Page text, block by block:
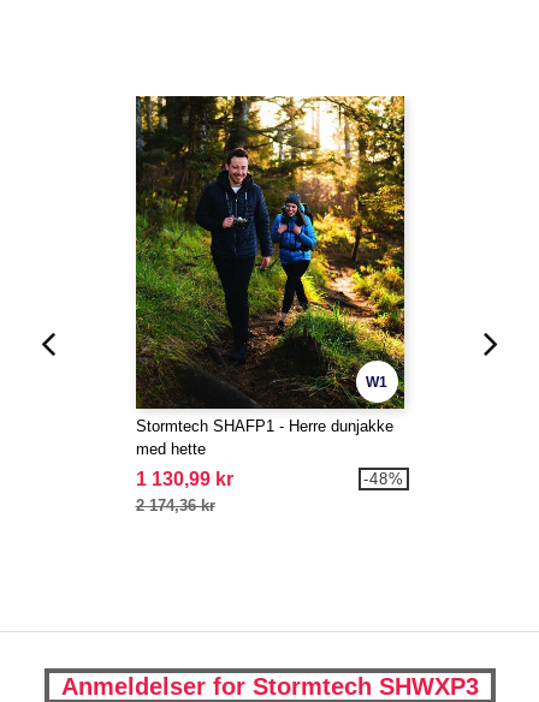
W1
Stormtech SHAFP1 - Herre dunjakke
med hette
1 130,99 kr
2 174,36 kr
-48%
Anmeldelser for Stormtech SHWXP3